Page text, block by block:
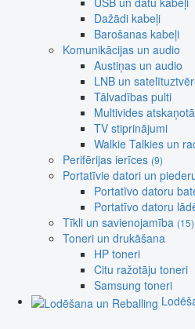
Dažādi kabeļi
Barošanas kabeļi
Komunikācijas un audio
Austiņas un audio
LNB un
Tālvadības pulti
Multivides
TV stiprinājumi
Walkie Talkies un
Perifērijas ierīces (9)
Portatīvie datori un
Portatīvo datoru
Portatīvo datoru
Tīkli un savienojamība (15)
Toneri un drukāšana
HP toneri
Citu ražotāju toneri
Samsung toneri